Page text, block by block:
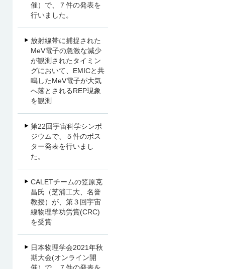
催）で、７件の発表を
行いました。
放射線帯に捕捉された
MeV電子の急激な減少
が観測されたタイミン
グにおいて、EMICと共
鳴したMeV電子が大気
へ落とされるREP現象
を観測
第22回宇宙科学シンポ
ジウムで、５件のポス
ター発表を行いまし
た。
CALETチームの笠原克
昌氏（芝浦工大、名誉
教授）が、第３回宇宙
線物理学功労賞(CRC)
を受賞
日本物理学会2021年秋
期大会(オンライン開